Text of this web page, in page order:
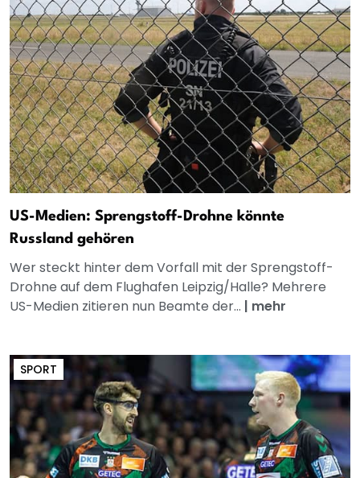
US-Medien: Sprengstoff-Drohne könnte
Russland gehören
Wer steckt hinter dem Vorfall mit der Sprengstoff-
Drohne auf dem Flughafen Leipzig/Halle? Mehrere
US-Medien zitieren nun Beamte der... | mehr
SPORT